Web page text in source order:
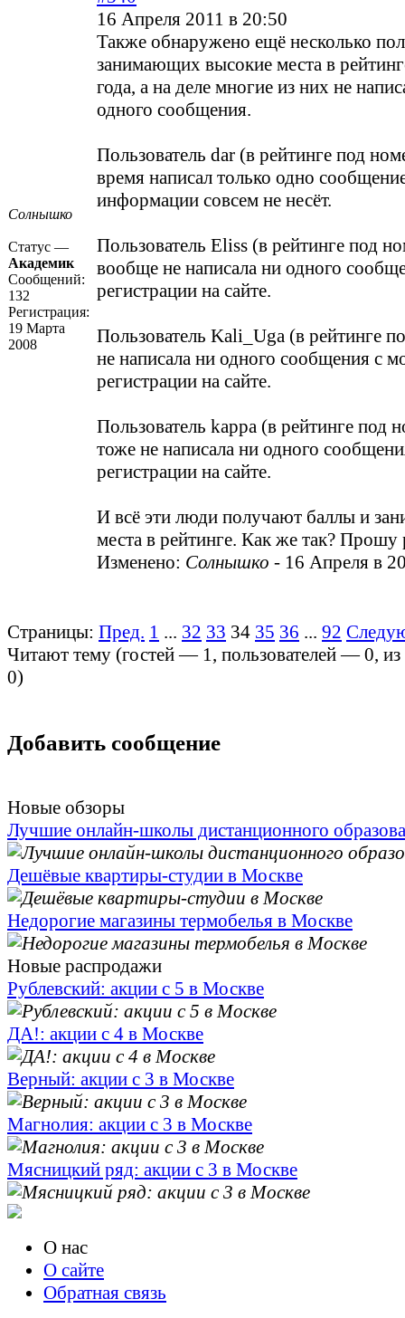
Солнышко
Статус —
Академик
Сообщений:
132
Регистрация:
19 Марта
2008
16 Апреля 2011 в 20:50
Также обнаружено ещё несколько
занимающих высокие места в
года, а на деле многие из них не
одного сообщения.
Пользователь dar (в рейтинге под
время написал только одно
информации совсем не несёт.
Пользователь Eliss (в рейтинге под
вообще не написала ни одного
регистрации на сайте.
Пользователь Kali_Uga (в рейтинге
не написала ни одного сообщения с
регистрации на сайте.
Пользователь kappa (в рейтинге под
тоже не написала ни одного
регистрации на сайте.
И всё эти люди получают баллы и
места в рейтинге. Как же так? Прошу
Изменено: Солнышко - 16 Апреля в
Страницы: Пред. 1 ... 32 33 34 35 36 ... 92
Читают тему (гостей — 1, пользователей —0,
0)
Добавить сообщение
Новые обзоры
Лучшие онлайн-школы дистанционного
Дешёвые квартиры-студии в Москве
Недорогие магазины термобелья в Москве
Новые распродажи
Рублевский: акции с 5 в Москве
ДА!: акции с 4 в Москве
Верный: акции с 3 в Москве
Магнолия: акции с 3 в Москве
Мясницкий ряд: акции с 3 в Москве
О нас
О сайте
Обратная связь